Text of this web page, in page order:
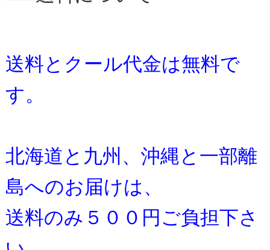
送料とクール代金は無料で
す。
北海道と九州、沖縄と一部離
島へのお届けは、
送料のみ５００円ご負担下さ